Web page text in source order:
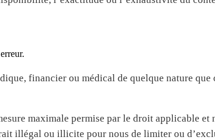
financier ou médical de quelque nature que
maximale permise par le droit applicable
illégal ou illicite pour nous de limiter ou